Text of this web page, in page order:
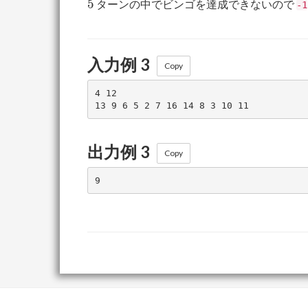
5 ターンの中でビンゴを達成できないので -1
入力例 3 Copy
4 12
出力例 3 Copy